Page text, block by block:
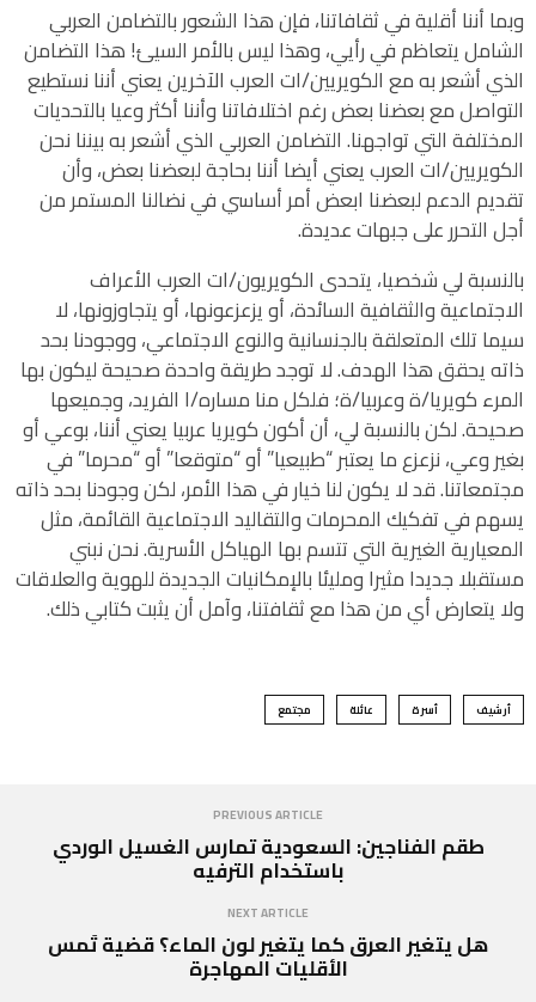
وبما أننا أقلية في ثقافاتنا، فإن هذا الشعور بالتضامن العربي
الشامل يتعاظم في رأيي، وهذا ليس بالأمر السيئ! هذا التضامن
الذي أشعر به مع الكويريين/ات العرب الآخرين يعني أننا نستطيع
التواصل مع بعضنا بعض رغم اختلافاتنا وأننا أكثر وعيا بالتحديات
المختلفة التي تواجهنا. التضامن العربي الذي أشعر به بيننا نحن
الكويريين/ات العرب يعني أيضا أننا بحاجة لبعضنا بعض، وأن
تقديم الدعم لبعضنا ابعض أمر أساسي في نضالنا المستمر من
أجل التحرر على جبهات عديدة.
بالنسبة لي شخصيا، يتحدى الكويريون/ات العرب الأعراف
الاجتماعية والثقافية السائدة، أو يزعزعونها، أو يتجاوزونها، لا
سيما تلك المتعلقة بالجنسانية والنوع الاجتماعي، ووجودنا بحد
ذاته يحقق هذا الهدف. لا توجد طريقة واحدة صحيحة ليكون بها
المرء كويريا/ة وعربيا/ة؛ فلكل منا مساره/ا الفريد، وجميعها
صحيحة. لكن بالنسبة لي، أن أكون كويريا عربيا يعني أننا، بوعي أو
بغير وعي، نزعزع ما يعتبر “طبيعيا” أو “متوقعا” أو “محرما” في
مجتمعاتنا. قد لا يكون لنا خيار في هذا الأمر، لكن وجودنا بحد ذاته
يسهم في تفكيك المحرمات والتقاليد الاجتماعية القائمة، مثل
المعيارية الغيرية التي تتسم بها الهياكل الأسرية. نحن نبني
مستقبلا جديدا مثيرا ومليئا بالإمكانيات الجديدة للهوية والعلاقات
ولا يتعارض أي من هذا مع ثقافتنا، وآمل أن يثبت كتابي ذلك.
أرشيف أسرة عائلة مجتمع
PREVIOUS ARTICLE
طقم الفناجين: السعودية تمارس الغسيل الوردي
باستخدام الترفيه
NEXT ARTICLE
هل يتغير العرق كما يتغير لون الماء؟ قضية تَمس
الأقليات المهاجرة